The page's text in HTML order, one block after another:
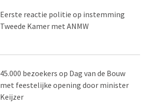
Eerste reactie politie op instemming
Tweede Kamer met ANMW
45.000 bezoekers op Dag van de Bouw
met feestelijke opening door minister
Keijzer